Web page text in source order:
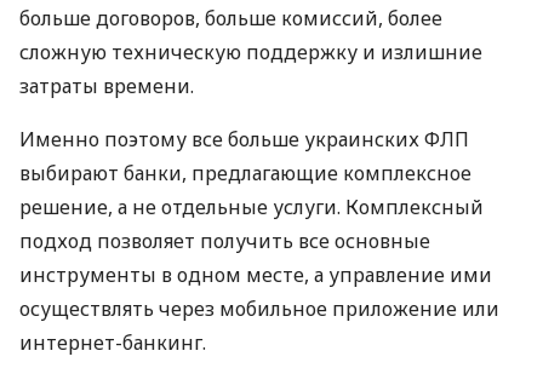
больше договоров, больше комиссий, более
сложную техническую поддержку и излишние
затраты времени.
Именно поэтому все больше украинских ФЛП
выбирают банки, предлагающие комплексное
решение, а не отдельные услуги. Комплексный
подход позволяет получить все основные
инструменты в одном месте, а управление ими
осуществлять через мобильное приложение или
интернет-банкинг.